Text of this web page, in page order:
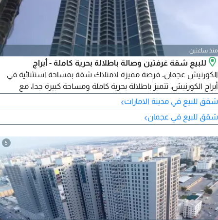
منذ ساعتين
للبيع شقة غرفتين وصالة باطلالة بحرية كاملة - أبراج
الكورنيش عجمان. فرصة مميزة لامتلاك شقة بمساحة استثنائية في
أبراج الكورنيش، تتميز باطلالة بحرية كاملة ومساحة كبيرة جدا، مع
قدم مربع. الطابق السابع. اطلالة بحرية كاملة. بالكونة واحدة. الشقة
فاضية. موقف خاص. من أكبر المساحات في البرج. موقع مميز في
شقق للبيع في مدينة الامارات›
شقق للبيع في عجمان›
5